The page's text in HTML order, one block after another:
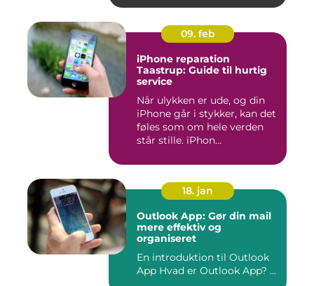
09. feb
iPhone reparation
Taastrup: Guide til hurtig
service
Når ulykken er ude, og din
iPhone går i stykker, kan det
føles som om hele verden
står stille. iPhon...
18. jan
Outlook App: Gør din mail
mere effektiv og
organiseret
En introduktion til Outlook
App Hvad er Outlook App? ...